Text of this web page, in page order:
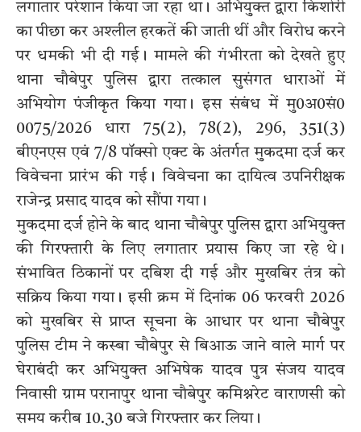
लगातार परेशान किया जा रहा था। अभियुक्त द्वारा किशोरी
का पीछा कर अश्लील हरकतें की जाती थीं और विरोध करने
पर धमकी भी दी गई। मामले की गंभीरता को देखते हुए
थाना चौबेपुर पुलिस द्वारा तत्काल सुसंगत धाराओं में
अभियोग पंजीकृत किया गया। इस संबंध में मु0अ0सं0
0075/2026 धारा 75(2), 78(2), 296, 351(3)
बीएनएस एवं 7/8 पॉक्सो एक्ट के अंतर्गत मुकदमा दर्ज कर
विवेचना प्रारंभ की गई। विवेचना का दायित्व उपनिरीक्षक
राजेन्द्र प्रसाद यादव को सौंपा गया।
मुकदमा दर्ज होने के बाद थाना चौबेपुर पुलिस द्वारा अभियुक्त
की गिरफ्तारी के लिए लगातार प्रयास किए जा रहे थे।
संभावित ठिकानों पर दबिश दी गई और मुखबिर तंत्र को
सक्रिय किया गया। इसी क्रम में दिनांक 06 फरवरी 2026
को मुखबिर से प्राप्त सूचना के आधार पर थाना चौबेपुर
पुलिस टीम ने कस्बा चौबेपुर से बिआऊ जाने वाले मार्ग पर
घेराबंदी कर अभियुक्त अभिषेक यादव पुत्र संजय यादव
निवासी ग्राम परानापुर थाना चौबेपुर कमिश्नरेट वाराणसी को
समय करीब 10.30 बजे गिरफ्तार कर लिया।